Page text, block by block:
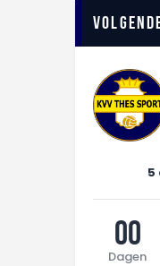
5
00
Dagen